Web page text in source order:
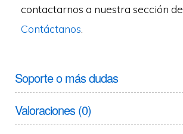
contactarnos a nuestra sección de
Contáctanos
Soporte o más dudas
Valoraciones (0)